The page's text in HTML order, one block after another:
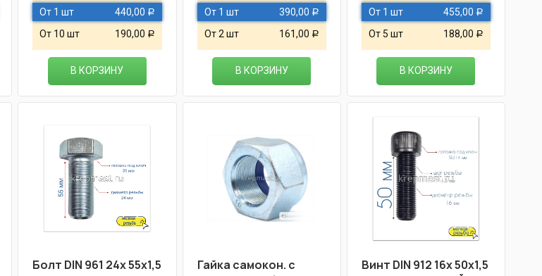
От 1 шт 440,00 Р
От 10 шт 190,00 Р
В КОРЗИНУ
От 1 шт 390,00 Р
От 2 шт 161,00 Р
В КОРЗИНУ
От 1 шт 455,00 Р
От 5 шт 188,00 Р
В КОРЗИНУ
Болт DIN 961 24х 55х1,5
Гайка самокон. с
Винт DIN 912 16х 50х1,5